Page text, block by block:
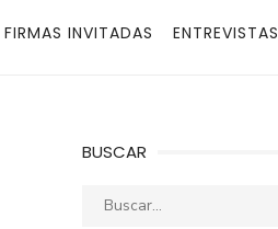
FIRMAS INVITADAS ENTREVISTAS
BUSCAR
Buscar: